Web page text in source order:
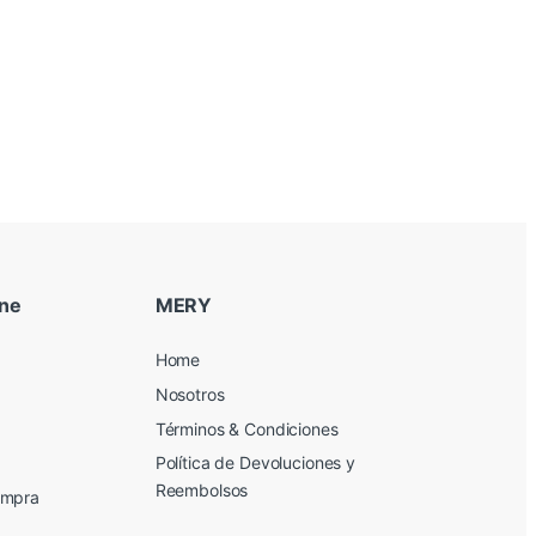
MERY
Home
Nosotros
Términos & Condiciones
Política de Devoluciones y
Reembolsos